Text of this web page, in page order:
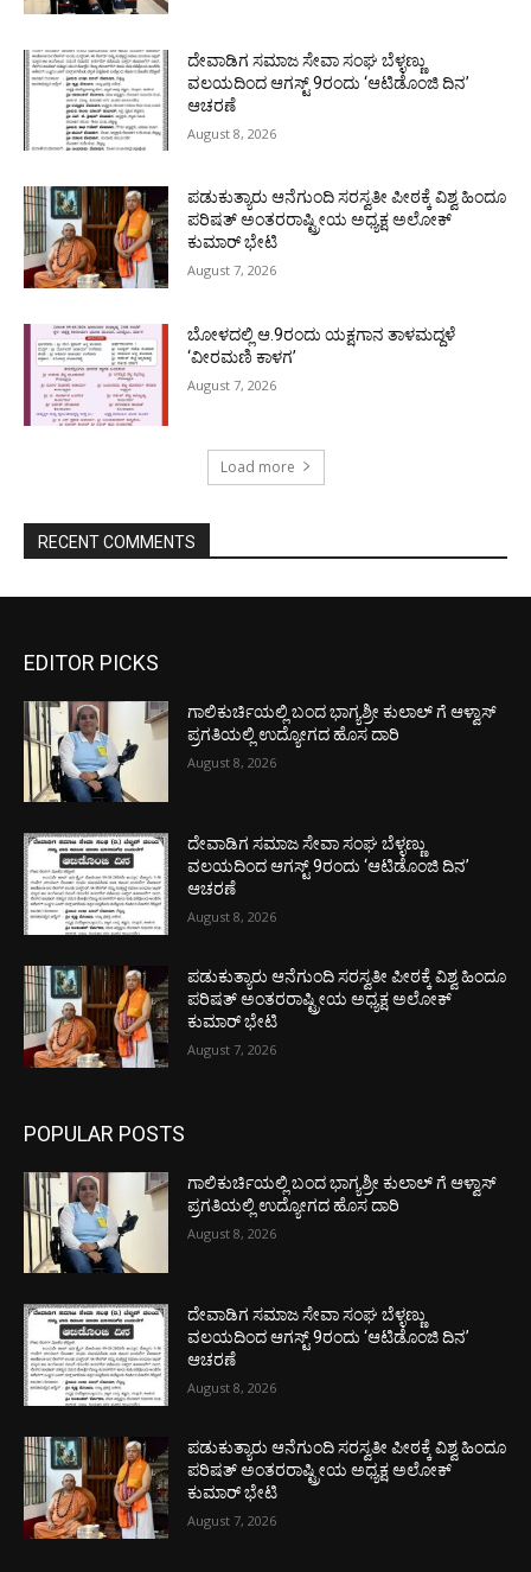
ದೇವಾಡಿಗ ಸಮಾಜ ಸೇವಾ ಸಂಘ ಬೆಳ್ಳಣ್ಣು
ವಲಯದಿಂದ ಆಗಸ್ಟ್ 9ರಂದು ‘ಆಟಿಡೊಂಜಿ ದಿನ’
ಆಚರಣೆ
August 8, 2026
ಪಡುಕುತ್ಯಾರು ಆನೆಗುಂದಿ ಸರಸ್ವತೀ ಪೀಠಕ್ಕೆ ವಿಶ್ವ ಹಿಂದೂ
ಪರಿಷತ್ ಅಂತರರಾಷ್ಟ್ರೀಯ ಅಧ್ಯಕ್ಷ ಅಲೋಕ್
ಕುಮಾರ್ ಭೇಟಿ
August 7, 2026
ಬೋಳದಲ್ಲಿ ಆ.9ರಂದು ಯಕ್ಷಗಾನ ತಾಳಮದ್ದಳೆ
‘ವೀರಮಣಿ ಕಾಳಗ’
August 7, 2026
Load more
RECENT COMMENTS
EDITOR PICKS
ಗಾಲಿಕುರ್ಚಿಯಲ್ಲಿ ಬಂದ ಭಾಗ್ಯಶ್ರೀ ಕುಲಾಲ್ ಗೆ ಆಳ್ವಾಸ್
ಪ್ರಗತಿಯಲ್ಲಿ ಉದ್ಯೋಗದ ಹೊಸ ದಾರಿ
August 8, 2026
ದೇವಾಡಿಗ ಸಮಾಜ ಸೇವಾ ಸಂಘ ಬೆಳ್ಳಣ್ಣು
ವಲಯದಿಂದ ಆಗಸ್ಟ್ 9ರಂದು ‘ಆಟಿಡೊಂಜಿ ದಿನ’
ಆಚರಣೆ
August 8, 2026
ಪಡುಕುತ್ಯಾರು ಆನೆಗುಂದಿ ಸರಸ್ವತೀ ಪೀಠಕ್ಕೆ ವಿಶ್ವ ಹಿಂದೂ
ಪರಿಷತ್ ಅಂತರರಾಷ್ಟ್ರೀಯ ಅಧ್ಯಕ್ಷ ಅಲೋಕ್
ಕುಮಾರ್ ಭೇಟಿ
August 7, 2026
POPULAR POSTS
ಗಾಲಿಕುರ್ಚಿಯಲ್ಲಿ ಬಂದ ಭಾಗ್ಯಶ್ರೀ ಕುಲಾಲ್ ಗೆ ಆಳ್ವಾಸ್
ಪ್ರಗತಿಯಲ್ಲಿ ಉದ್ಯೋಗದ ಹೊಸ ದಾರಿ
August 8, 2026
ದೇವಾಡಿಗ ಸಮಾಜ ಸೇವಾ ಸಂಘ ಬೆಳ್ಳಣ್ಣು
ವಲಯದಿಂದ ಆಗಸ್ಟ್ 9ರಂದು ‘ಆಟಿಡೊಂಜಿ ದಿನ’
ಆಚರಣೆ
August 8, 2026
ಪಡುಕುತ್ಯಾರು ಆನೆಗುಂದಿ ಸರಸ್ವತೀ ಪೀಠಕ್ಕೆ ವಿಶ್ವ ಹಿಂದೂ
ಪರಿಷತ್ ಅಂತರರಾಷ್ಟ್ರೀಯ ಅಧ್ಯಕ್ಷ ಅಲೋಕ್
ಕುಮಾರ್ ಭೇಟಿ
August 7, 2026